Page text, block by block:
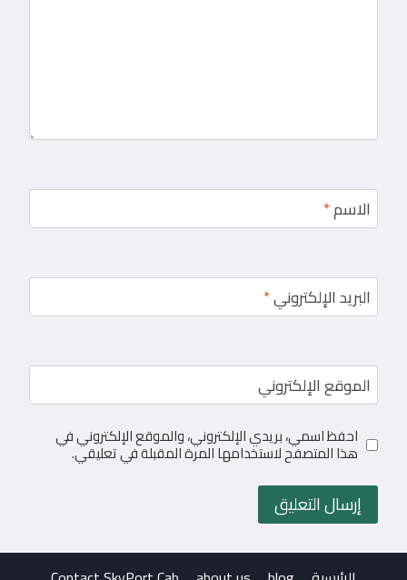
الاسم*
البريد الإلكتروني*
الموقع الإلكتروني
احفظ اسمي، بريدي الإلكتروني، والموقع الإلكتروني في
هذا المتصفح لاستخدامها المرة المقبلة في تعليقي.